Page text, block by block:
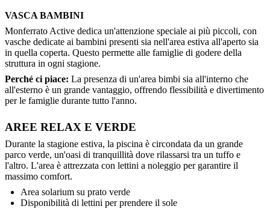
VASCA BAMBINI
Monferrato Active dedica un'attenzione speciale ai più piccoli, con
vasche dedicate ai bambini presenti sia nell'area estiva all'aperto sia
in quella coperta. Questo permette alle famiglie di godere della
struttura in ogni stagione.
Perché ci piace: La presenza di un'area bimbi sia all'interno che
all'esterno è un grande vantaggio, offrendo flessibilità e divertimento
per le famiglie durante tutto l'anno.
AREE RELAX E VERDE
Durante la stagione estiva, la piscina è circondata da un grande
parco verde, un'oasi di tranquillità dove rilassarsi tra un tuffo e
l'altro. L'area è attrezzata con lettini a noleggio per garantire il
massimo comfort.
Area solarium su prato verde
Disponibilità di lettini per prendere il sole